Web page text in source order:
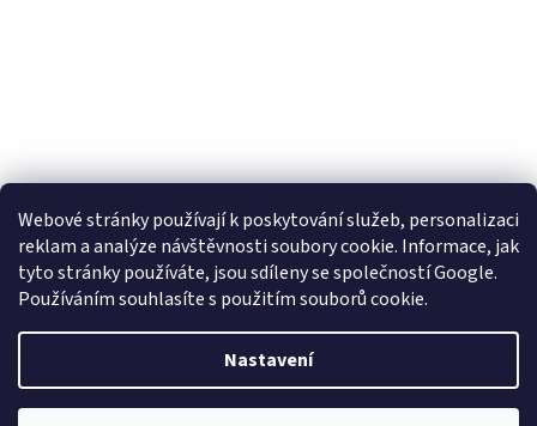
Webové stránky používají k poskytování služeb, personalizaci
reklam a analýze návštěvnosti soubory cookie. Informace, jak
tyto stránky používáte, jsou sdíleny se společností Google.
Používáním souhlasíte s použitím souborů cookie.
Nastavení
Copyright 2026Obujtese.cz-srdeční záležitost. Všechna práva